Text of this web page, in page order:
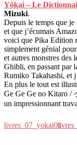
Yôkai – Le
Mizuki.
Depuis le temps que je
et que j’écumais
voici que Pika Edition
simplement génial
et autres monstres des
Ghibli, en passant par
Rumiko Takahashi, et
En plus le tout est
Ge Ge Ge no Kitaro /
un impressionnant
livres_07_yokai01